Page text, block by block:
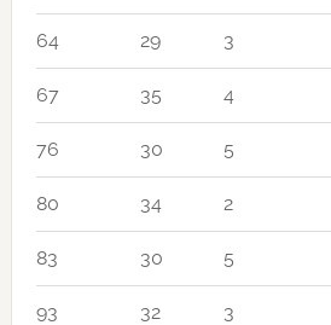
64 29 3
67 35 4
76 30 5
80 34 2
83 30 5
93 32 3